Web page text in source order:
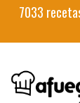
7033